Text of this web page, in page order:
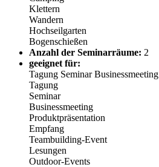
Klettern
Wandern
Hochseilgarten
Bogenschießen
Anzahl der Seminarräume: 2
geeignet für:
Tagung SeminarBusinessmeeting
Tagung
Seminar
Businessmeeting
Produktpräsentation
Empfang
Teambuilding-Event
Lesungen
Outdoor-Events